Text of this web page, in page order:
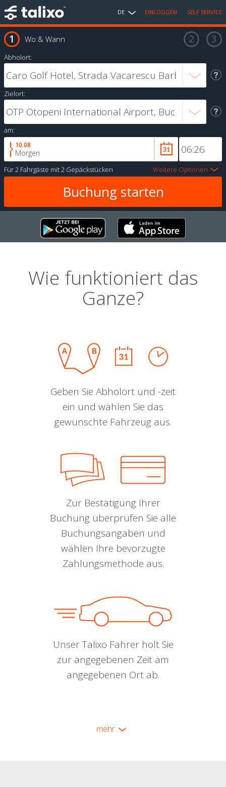
DE EINLOGGEN SELF SERVICE
Wo & Wann
Abholort:
Zielort:
am:
10.08
Morgen
Für2 Fahrgäste mit2 Gepäckstücken Weitere Optionen
Wie funktioniert das
Ganze?
Geben Sie Abholort und -zeit
ein und wählen Sie das
gewünschte Fahrzeug aus.
Zur Bestätigung Ihrer
Buchung überprüfen Sie alle
Buchungsangaben und
wählen Ihre bevorzugte
Zahlungsmethode aus.
Unser Talixo Fahrer holt Sie
zur angegebenen Zeit am
angegebenen Ort ab.
mehr